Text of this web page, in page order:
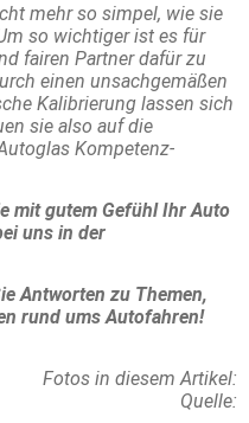
mehr so simpel, wie sie
so wichtiger ist es für
fairen Partner dafür zu
einen unsachgemäßen
Kalibrierung lassen sich
sie also auf die
Kompetenz-
mit gutem Gefühl Ihr Auto
uns in der
Antworten zu Themen,
rund ums Autofahren!
Fotos in diesem Artikel:
Quelle: